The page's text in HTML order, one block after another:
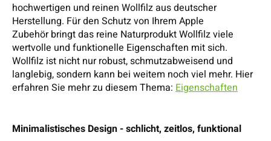
hochwertigen und reinen Wollfilz aus deutscher
Herstellung. Für den Schutz von Ihrem Apple
Zubehör bringt das reine Naturprodukt Wollfilz viele
wertvolle und funktionelle Eigenschaften mit sich.
Wollfilz ist nicht nur robust, schmutzabweisend und
langlebig, sondern kann bei weitem noch viel mehr. Hier
erfahren Sie mehr zu diesem Thema: Eigenschaften
Minimalistisches Design - schlicht, zeitlos, funktional